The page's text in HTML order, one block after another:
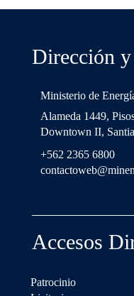
Dirección
Ministerio de
Alameda 1449,
Downtown II,
+562 2365 6800
Accesos
Patrocinio